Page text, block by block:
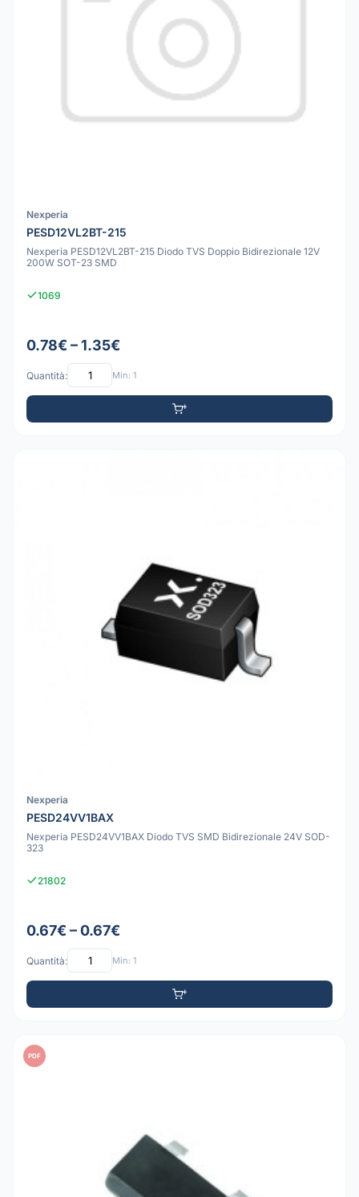
Nexperia
PESD12VL2BT-215
Nexperia PESD12VL2BT-215 Diodo TVS Doppio Bidirezionale 12V
200W SOT-23 SMD
1069
0.78€ – 1.35€
Quantità: Min: 1
Nexperia
PESD24VV1BAX
Nexperia PESD24VV1BAX Diodo TVS SMD Bidirezionale 24V SOD-
323
21802
0.67€ – 0.67€
Quantità: Min: 1
PDF